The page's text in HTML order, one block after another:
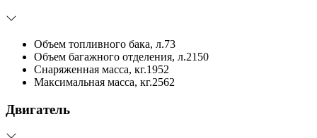
Объем топливного бака, л.73
Объем багажного отделения, л.2150
Снаряженная масса, кг.1952
Максимальная масса, кг.2562
Двигатель